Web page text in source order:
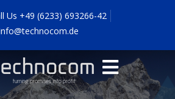
Us +49 (6233) 693266-42